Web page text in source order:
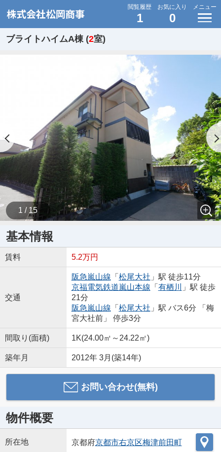
閲覧履歴
1
お気に入り
0
メニュー
ブライトハイムA棟 (2室)
1 / 15
基本情報
賃料 5.2万円
交通
阪急嵐山線 「 松尾大社 」駅 徒歩11分
京福電気鉄道嵐山本線 「 有栖川
」駅 徒歩
21分
阪急嵐山線 「 松尾大社 」駅 バス6分 「梅
宮大社前」 停歩3分
間取り(面積) 1K(24.00㎡～24.22㎡)
築年月 2012年 3月(築14年)
お問い合わせ(無料)
物件概要
所在地 京都府京都市右京区梅津前田町